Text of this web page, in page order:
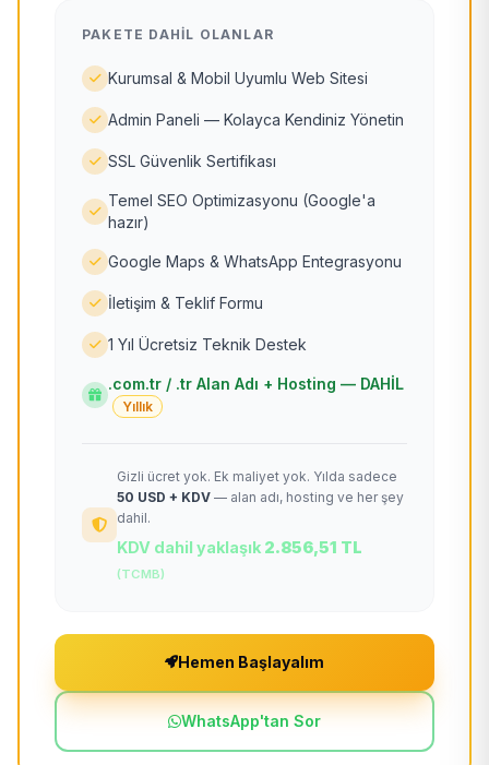
PAKETE DAHIL OLANLAR
Kurumsal & Mobil Uyumlu Web Sitesi
Admin Paneli — Kolayca Kendiniz Yönetin
SSL Güvenlik Sertifikası
Temel SEO Optimizasyonu (Google'a
hazır)
Google Maps & WhatsApp Entegrasyonu
İletişim & Teklif Formu
1 Yıl Ücretsiz Teknik Destek
.com.tr / .tr Alan Adı + Hosting — DAHİL
Yıllık
Gizli ücret yok. Ek maliyet yok. Yılda sadece
50 USD + KDV — alan adı, hosting ve her şey
dahil.
KDV dahil yaklaşık 2.856,51 TL
(TCMB)
Hemen Başlayalım
WhatsApp'tan Sor